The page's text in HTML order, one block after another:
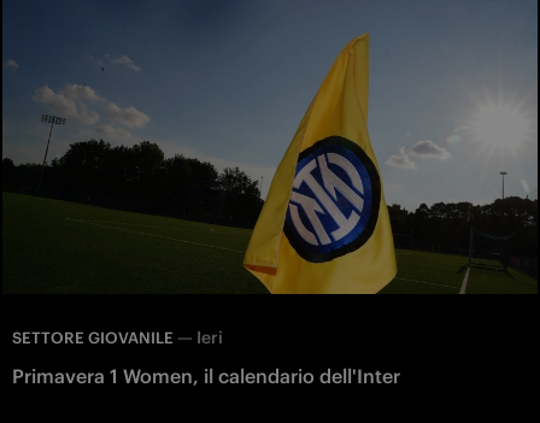
SETTORE GIOVANILE — Ieri
Primavera 1 Women, il calendario dell'Inter